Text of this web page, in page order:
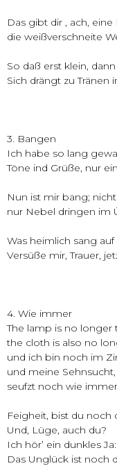
Das gibt dir , ach, eine
die weißverschneite
So daß erst klein,
Sich drängt zu Tränen
3. Bangen
Ich habe so lang
Töne ind Grüße, nur
Nun ist mir bang;
nur Nebel dringen im
Was heimlich sang
Versüße mir, Trauer,
4. Wie immer
The lamp is no longer
the cloth is also no
und ich bin noch im
und meine Sehnsucht,
seufzt noch wie
Feigheit, bist du noch
Und, Lüge, auch du?
Ich hör’ ein dunkles Ja:
Das Unglück ist noch